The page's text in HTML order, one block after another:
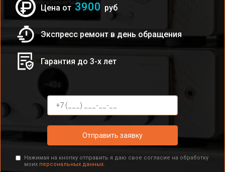
Цена от 3900 руб
Экспресс ремонт в день обращения
Гарантия до 3-х лет
Отправить заявку
Нажимая на кнопку отправить я даю свое согласие на обработку
моих персональных данных.